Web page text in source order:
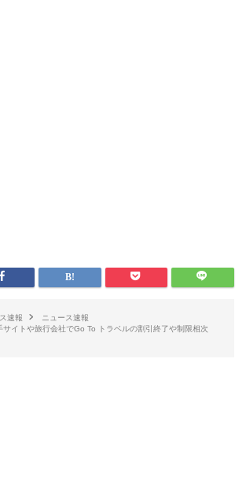
速報
ニュース速報
サイトや旅行会社でGo To トラベルの割引終了や制限相次